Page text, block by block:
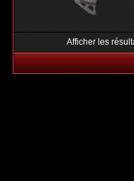
Afficher les